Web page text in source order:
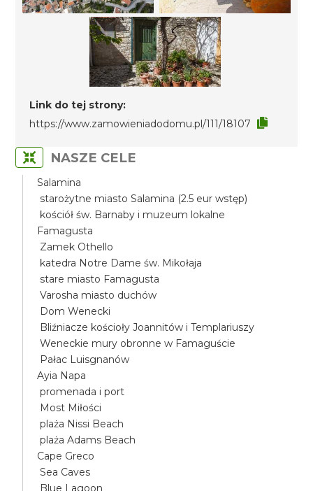
Link do tej strony:
https://www.zamowieniadodomu.pl/111/18107
NASZE CELE
Salamina
starożytne miasto Salamina (2.5 eur wstęp)
kościół św. Barnaby i muzeum lokalne
Famagusta
Zamek Othello
katedra Notre Dame św. Mikołaja
stare miasto Famagusta
Varosha miasto duchów
Dom Wenecki
Bliźniacze kościoły Joannitów i Templariuszy
Weneckie mury obronne w Famaguście
Pałac Luisgnanów
Ayia Napa
promenada i port
Most Miłości
plaża Nissi Beach
plaża Adams Beach
Cape Greco
Sea Caves
Blue Lagoon